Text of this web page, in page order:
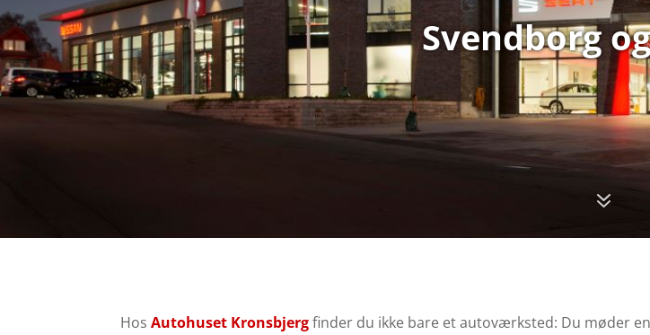
Svendborg
7
HosAutohuset Kronsbjergfinder du ikke bare et autoværksted: Du møder